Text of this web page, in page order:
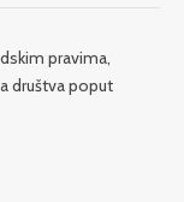
pravima,
društva poput